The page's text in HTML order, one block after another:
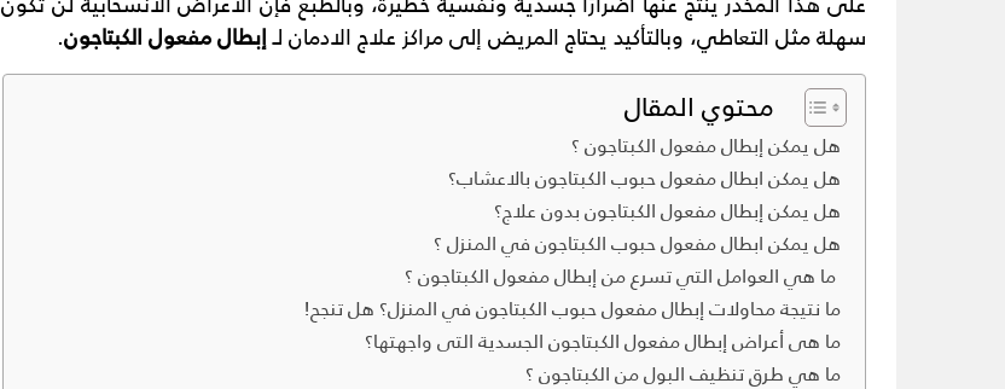
سهلة مثل التعاطي، وبالتأكيد يحتاج المريض إلى مراكز علاج الادمان لـإبطال مفعول الكبتاجون.
محتوي المقال
هل يمكن إبطال مفعول الكبتاجون ؟
هل يمكن ابطال مفعول حبوب الكبتاجون بالاعشاب؟
هل يمكن إبطال مفعول الكبتاجون بدون علاج؟
هل يمكن ابطال مفعول حبوب الكبتاجون في المنزل ؟
ما هي العوامل التي تسرع من إبطال مفعول الكبتاجون ؟
ما نتيجة محاولات إبطال مفعول حبوب الكبتاجون في المنزل؟ هل تنجح!
ما هى أعراض إبطال مفعول الكبتاجون الجسدية التى واجهتها؟
ما هي طرق تنظيف البول من الكبتاجون ؟